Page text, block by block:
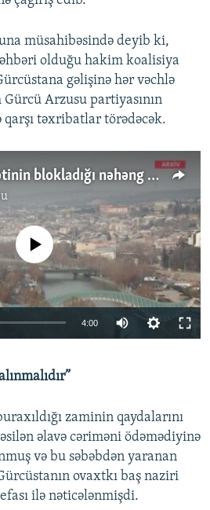
müsahibəsində deyib ki,
olduğu hakim koalisiya
gəlişinə hər vəchlə
Arzusu partiyasının
təxribatlar törədəcək.
Gürcüstan hökumətinin blokladığı nəhəng Azərbaycan layihəsi...
1080p
currently available
4:00 Auto
720p
1080p
zaminin qaydalarını
əlavə cəriməni ödəmədiyinə
və bu səbəbdən yaranan
ovaxtkı baş naziri
ilə nəticələnmişdi.